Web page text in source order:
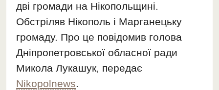
дві громади на Нікопольщині.
Обстріляв Нікополь і Марганецьку
громаду. Про це повідомив голова
Дніпропетровської обласної ради
Микола Лукашук, передає
Nikopolnews.